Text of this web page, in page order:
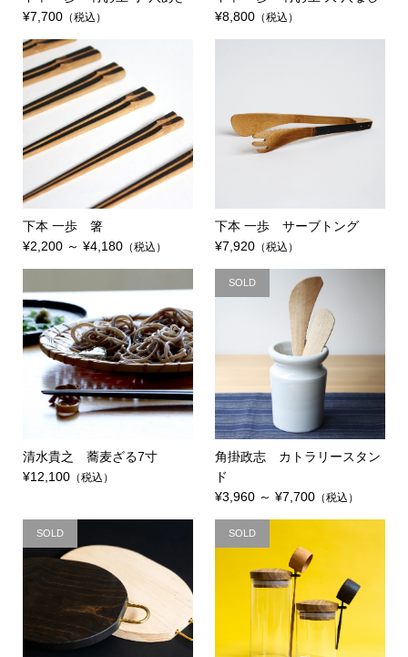
¥7,700（税込）
¥8,800 （税込）
下本 一歩 箸
¥2,200 ～ ¥4,180（税込）
下本 一歩 サーブトング
¥7,920 （税込）
清水貴之 蕎麦ざる7寸
¥12,100（税込）
SOLD
角掛政志 カトラリースタン
ド
¥3,960 ～ ¥7,700 （税込）
SOLD SOLD